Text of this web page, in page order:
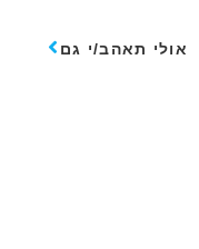
אולי תאהב/י גם